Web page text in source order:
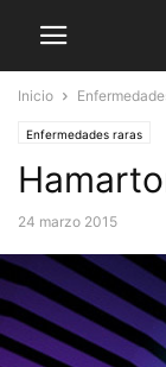
Inicio
Enfermedades raras
24 marzo 2015